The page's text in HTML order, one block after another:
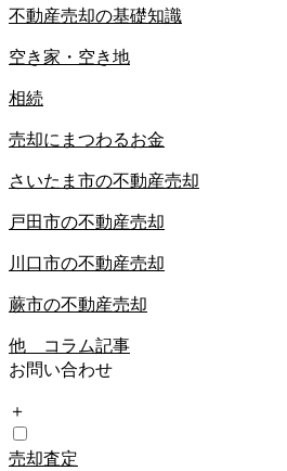
不動産売却の基礎知識
空き家・空き地
相続
売却にまつわるお金
さいたま市の不動産売却
戸田市の不動産売却
川口市の不動産売却
蕨市の不動産売却
他 コラム記事
お問い合わせ
＋
売却査定